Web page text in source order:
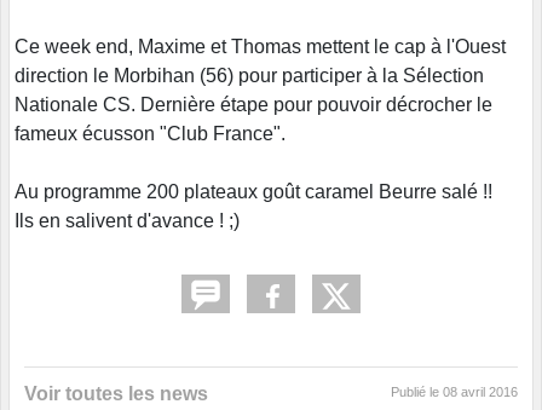
Ce week end, Maxime et Thomas mettent le cap à l'Ouest
direction le Morbihan (56) pour participer à la Sélection
Nationale CS. Dernière étape pour pouvoir décrocher le
fameux écusson "Club France".
Au programme 200 plateaux goût caramel Beurre salé !!
Ils en salivent d'avance ! ;)
Voir toutes les news Publié le 08 avril 2016